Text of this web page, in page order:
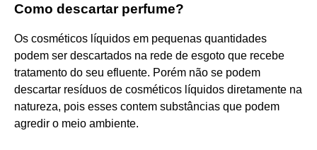
Como descartar perfume?
Os cosméticos líquidos em pequenas quantidades
podem ser descartados na rede de esgoto que recebe
tratamento do seu efluente. Porém não se podem
descartar resíduos de cosméticos líquidos diretamente na
natureza, pois esses contem substâncias que podem
agredir o meio ambiente.